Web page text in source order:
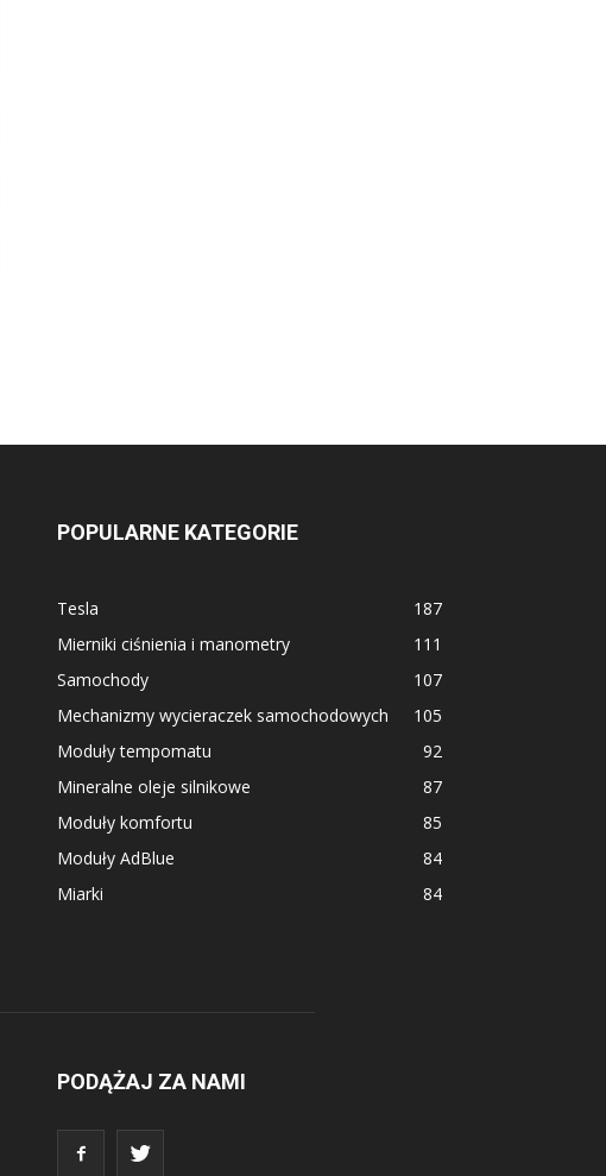
POPULARNE KATEGORIE
Tesla
187
Mierniki ciśnienia i manometry
111
Samochody
107
Mechanizmy wycieraczek samochodowych
105
Moduły tempomatu
92
Mineralne oleje silnikowe
87
Moduły komfortu
85
Moduły AdBlue
84
Miarki
84
PODĄŻAJ ZA NAMI